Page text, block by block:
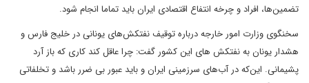
تضمین‌ها، افراد و چرخه انتفاع اقتصادی ایران باید تماما انجام شود.
سخنگوی وزارت امور خارجه درباره توقیف نفتکش‌های یونانی در خلیج فارس و
هشدار یونان به نفتکش های این کشور گفت: چرا عاقل کند کاری که باز آرد
پشیمانی. این‌که در آب‌های سرزمینی ایران و باید عبور بی ضرر باشد و تخلفاتی